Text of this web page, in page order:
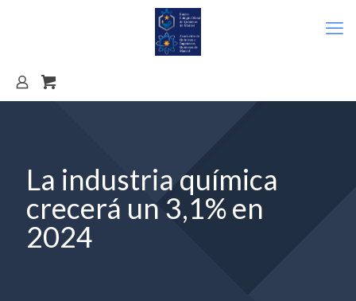
La industria química
crecerá un 3,1% en
2024